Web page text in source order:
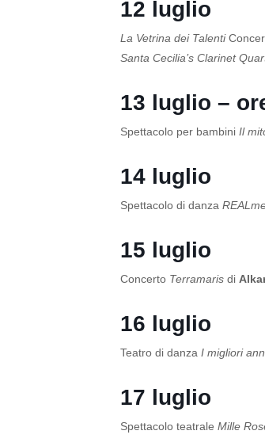
12 luglio
La Vetrina dei Talenti
Santa Cecilia’s Clarinet
13 luglio –
Spettacolo per bambini Il
14 luglio
Spettacolo di danza
15 luglio
Concerto Terramaris di
16 luglio
Teatro di danza I migliori
17 luglio
Spettacolo teatrale Mille